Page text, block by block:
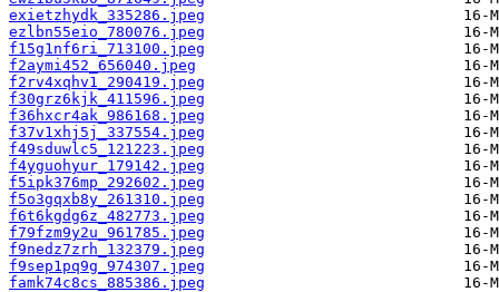
exietzhydk_335286.jpeg
ezlbn55eio_780076.jpeg
f15g1nf6ri_713100.jpeg
f2aymi452_656040.jpeg
f2rv4xqhv1_290419.jpeg
f30grz6kjk_411596.jpeg
f36hxcr4ak_986168.jpeg
f37v1xhj5j_337554.jpeg
f49sduwlc5_121223.jpeg
f4yguohyur_179142.jpeg
f5ipk376mp_292602.jpeg
f5o3gqxb8y_261310.jpeg
f6t6kgdg6z_482773.jpeg
f79fzm9y2u_961785.jpeg
f9nedz7zrh_132379.jpeg
f9sep1pq9g_974307.jpeg
famk74c8cs_885386.jpeg